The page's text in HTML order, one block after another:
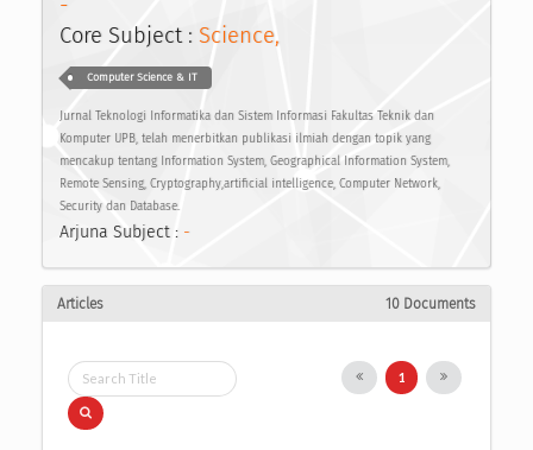
Core Subject : Science,
Computer Science & IT
Jurnal Teknologi Informatika dan Sistem Informasi Fakultas Teknik dan
Komputer UPB, telah menerbitkan publikasi ilmiah dengan topik yang
mencakup tentang Information System, Geographical Information System,
Remote Sensing, Cryptography,artificial intelligence, Computer Network,
Security dan Database.
Arjuna Subject : -
Articles 10 Documents
1